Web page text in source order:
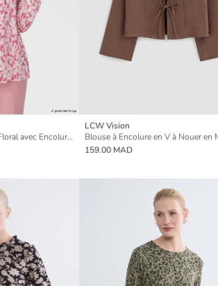
Blouse Femme à Motif Floral avec Encolure en V
LCW Vision
159.00 MAD